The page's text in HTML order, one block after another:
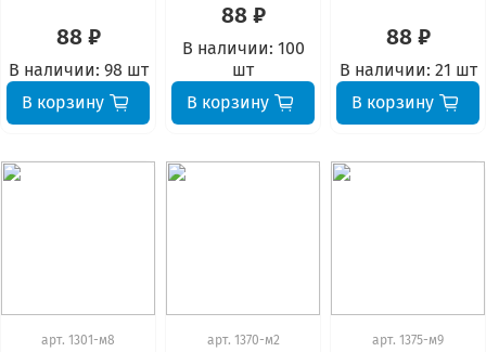
88 ₽
В наличии: 98 шт
В корзину
88 ₽
В наличии: 100
шт
В корзину
88 ₽
В наличии: 21 шт
В корзину
арт. 1301-м8 арт. 1370-м2 арт. 1375-м9